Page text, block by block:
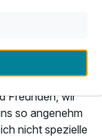
ab248,00 €
Zweit, ein
oder ein lustiger
Freunden, wir
so angenehm
nicht spezielle